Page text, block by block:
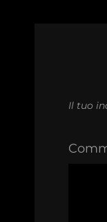
Il tuo